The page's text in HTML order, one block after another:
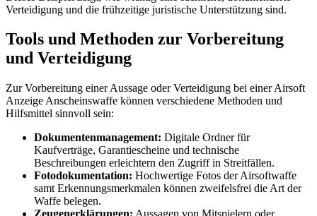
Verteidigung und die frühzeitige juristische Unterstützung sind.
Tools und Methoden zur Vorbereitung
und Verteidigung
Zur Vorbereitung einer Aussage oder Verteidigung bei einer Airsoft
Anzeige Anscheinswaffe können verschiedene Methoden und
Hilfsmittel sinnvoll sein:
Dokumentenmanagement: Digitale Ordner für
Kaufverträge, Garantiescheine und technische
Beschreibungen erleichtern den Zugriff in Streitfällen.
Fotodokumentation: Hochwertige Fotos der Airsoftwaffe
samt Erkennungsmerkmalen können zweifelsfrei die Art der
Waffe belegen.